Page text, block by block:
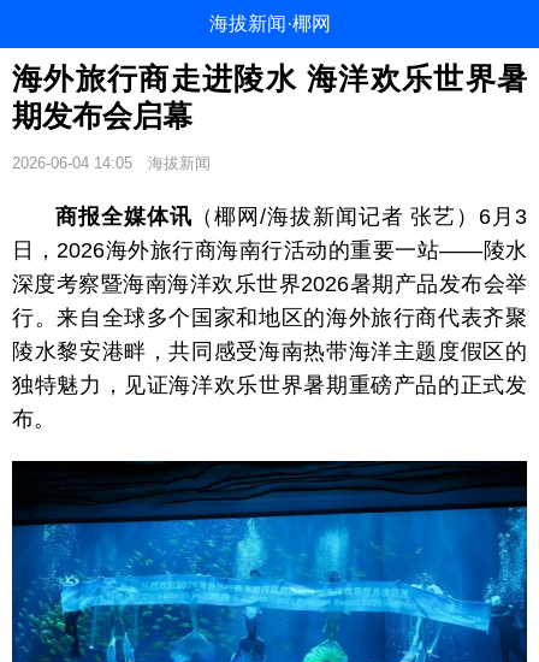
海拔新闻·椰网
海外旅行商走进陵水 海洋欢乐世界暑
期发布会启幕
2026-06-04 14:05 海拔新闻
商报全媒体讯 （椰网/海拔新闻记者 张艺）6月3
日，2026海外旅行商海南行活动的重要一站——陵水
深度考察暨海南海洋欢乐世界2026暑期产品发布会举
行。来自全球多个国家和地区的海外旅行商代表齐聚
陵水黎安港畔，共同感受海南热带海洋主题度假区的
独特魅力，见证海洋欢乐世界暑期重磅产品的正式发
布。